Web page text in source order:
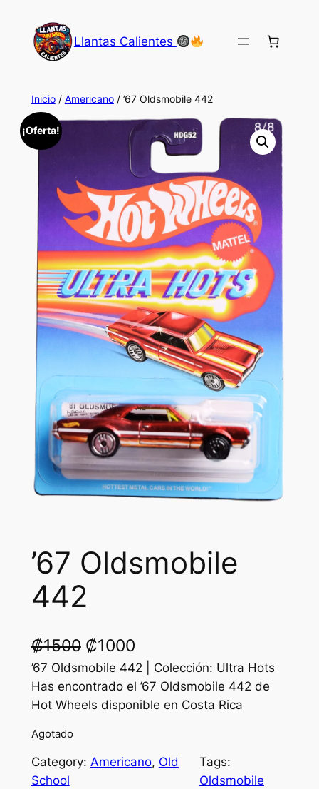
contenido
Llantas Calientes
Inicio/ Americano/ ’67 Oldsmobile 442
¡Oferta!
’67 Oldsmobile
442
₡1500 O
r
i
n
₡1000C
u
r
n
’67 Oldsmobile 442 | Colección: Ultra Hots
Has encontrado el ’67 Oldsmobile 442 de
Hot Wheels disponible en Costa Rica
Agotado
Category: Americano, Old
School
Tags:
Oldsmobile